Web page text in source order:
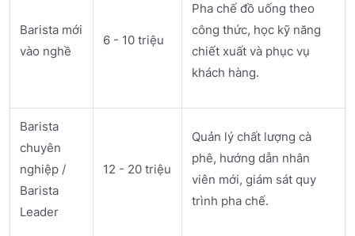
Barista mới
vào nghề
6 - 10 triệu
Pha chế đồ uống theo
công thức, học kỹ năng
chiết xuất và phục vụ
khách hàng.
Barista
chuyên
nghiệp /
Barista
Leader
12 - 20 triệu
Quản lý chất lượng cà
phê, hướng dẫn nhân
viên mới, giám sát quy
trình pha chế.